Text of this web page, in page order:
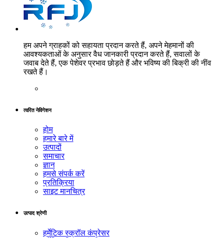
हम अपने ग्राहकों को सहायता प्रदान करते हैं, अपने मेहमानों की
आवश्यकताओं के अनुसार वैध जानकारी प्रदान करते हैं, सवालों के
जवाब देते हैं, एक पेशेवर प्रभाव छोड़ते हैं और भविष्य की बिक्री की नींव
रखते हैं।
त्वरित नेविगेशन
होम
हमारे बारे में
उत्पादों
समाचार
ज्ञान
हमसे संपर्क करें
प्रतिक्रिया
साइट मानचित्र
उत्पाद श्रेणी
हर्मेटिक स्क्रॉल कंप्रेसर